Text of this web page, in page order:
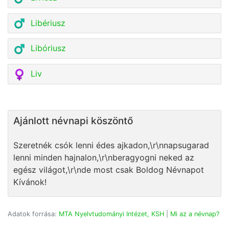
Libériusz
Libóriusz
Liv
Ajánlott névnapi köszöntő
Szeretnék csók lenni édes ajkadon,\r\nnapsugarad
lenni minden hajnalon,\r\nberagyogni neked az
egész világot,\r\nde most csak Boldog Névnapot
Kívánok!
Adatok forrása: MTA Nyelvtudományi Intézet, KSH Mi az a névnap?